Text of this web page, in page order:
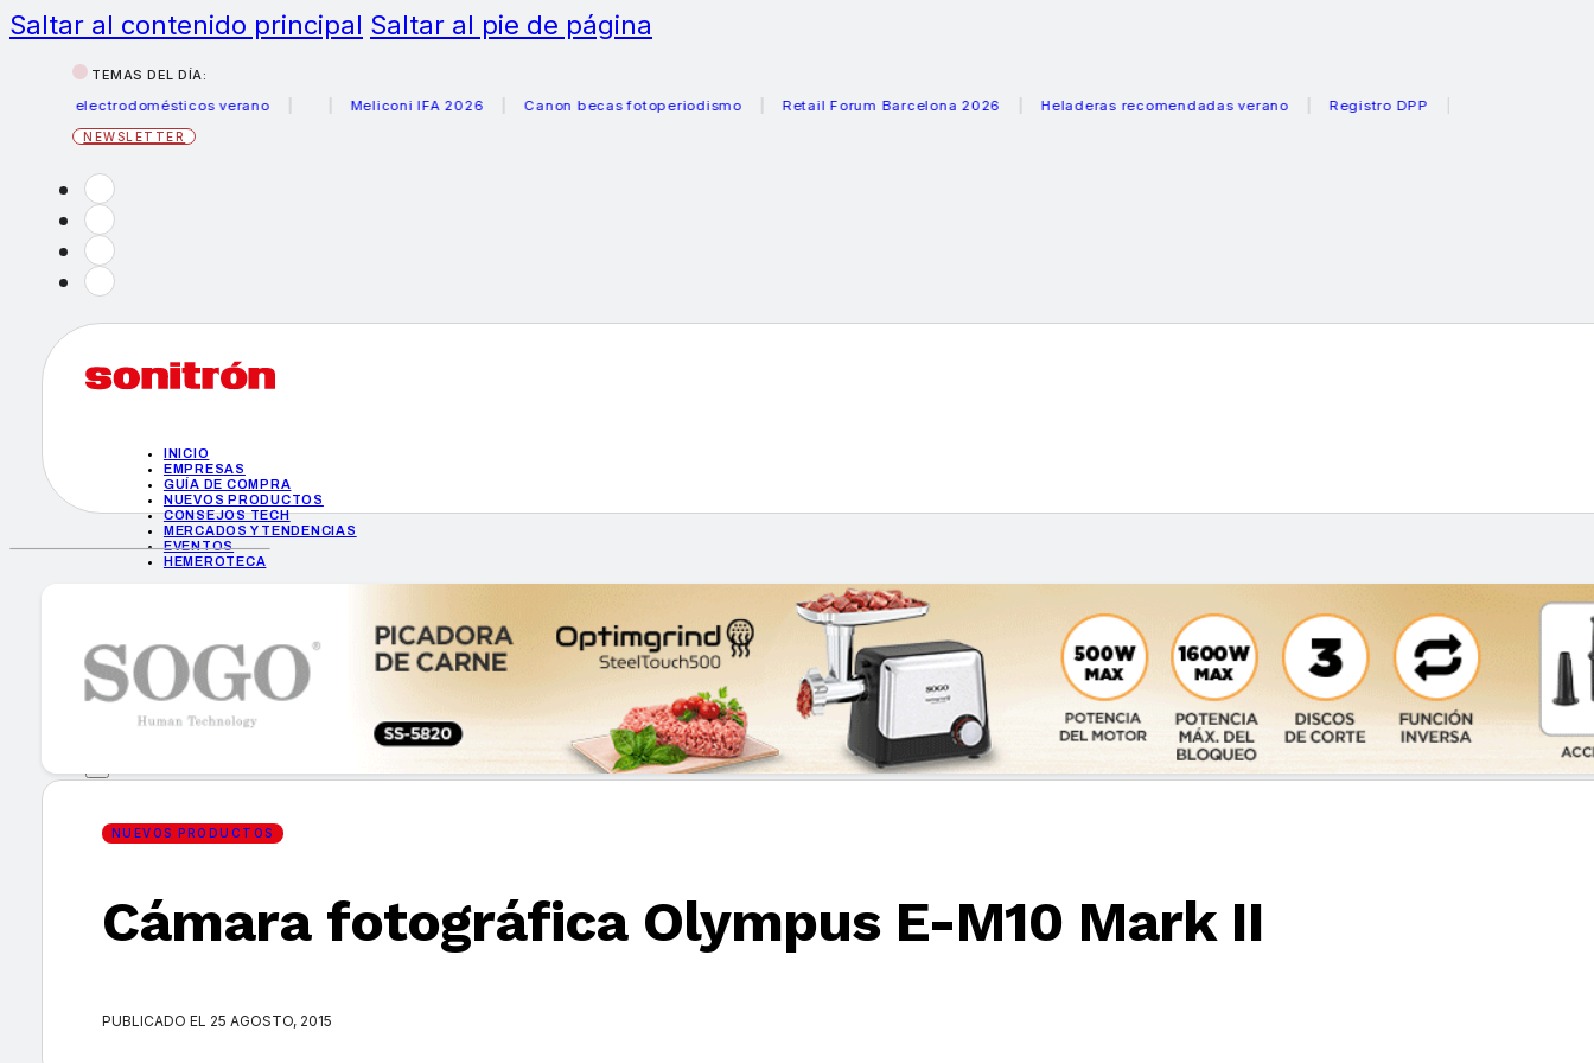
Saltar al contenido principal Saltar al pie de página
TEMAS DEL DÍA:
electrodomésticos verano
Meliconi IFA 2026 Canon becas fotoperiodismo Retail Forum Barcelona 2026 Heladeras recomendadas verano Registro DPP
NEWSLETTER
INICIO
EMPRESAS
GUÍA DE COMPRA
NUEVOS PRODUCTOS
CONSEJOS TECH
MERCADOS Y TENDENCIAS
EVENTOS
HEMEROTECA
GUÍA DE COMPRA
NUEVOS PRODUCTOS
CONSEJOS TECH
MERCADOS Y TENDENCIAS
HEMEROTECA
Encuentra tu noticia
NUEVOS PRODUCTOS
Cámara fotográfica Olympus E-M10 Mark II
PUBLICADO EL 25 AGOSTO, 2015